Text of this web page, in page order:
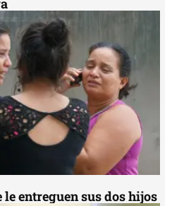
entreguen sus dos hijos